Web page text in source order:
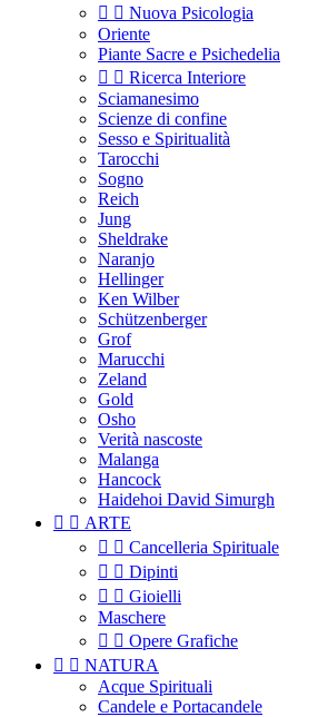
  Nuova Psicologia
Oriente
Piante Sacre e Psichedelia
  Ricerca Interiore
Sciamanesimo
Scienze di confine
Sesso e Spiritualità
Tarocchi
Sogno
Reich
Jung
Sheldrake
Naranjo
Hellinger
Ken Wilber
Schützenberger
Grof
Marucchi
Zeland
Gold
Osho
Verità nascoste
Malanga
Hancock
Haidehoi David Simurgh
  ARTE
  Cancelleria Spirituale
  Dipinti
  Gioielli
Maschere
  Opere Grafiche
  NATURA
Acque Spirituali
Candele e Portacandele